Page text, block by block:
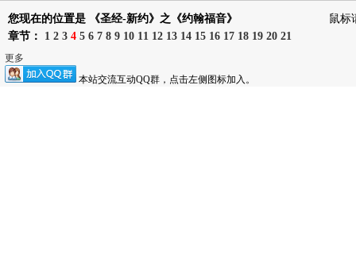
您现在的位置是 《圣经-新约》之《约翰福音》
鼠标
章节： 1 2 3 4 5 6 7 8 9 10 11 12 13 14 15 16 17 18 19 20 21
更多
本站交流互动QQ群，点击左侧图标加入。